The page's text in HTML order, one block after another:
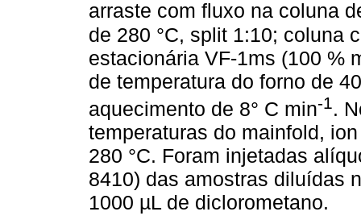
arraste com fluxo na coluna
de 280 °C, split 1:10; coluna
estacionária VF-1ms (100 %
de temperatura do forno de
aquecimento de 8° C min-1.
temperaturas do mainfold,
280 °C. Foram injetadas
8410) das amostras diluídas
1000 µL de diclorometano.